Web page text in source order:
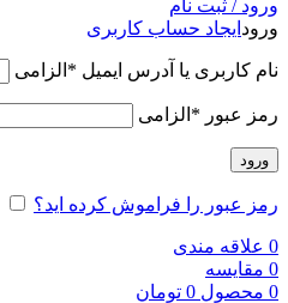
ورود / ثبت نام
ورود ایجاد حساب کاربری
نام کاربری یا آدرس ایمیل * الزامی
رمز عبور * الزامی
ورود
رمز عبور را فراموش کرده اید؟
0 علاقه مندی
0 مقایسه
0 محصول 0 تومان